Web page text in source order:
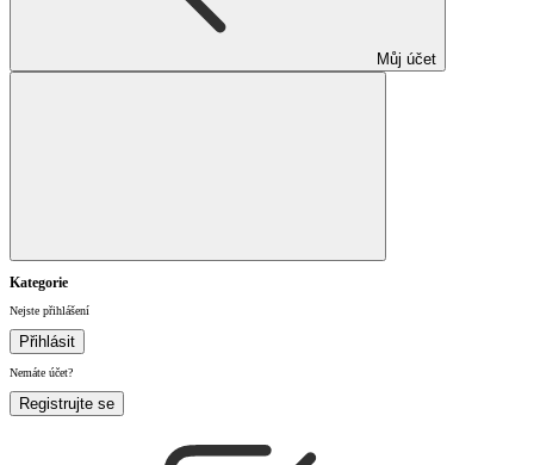
Můj účet
Kategorie
Nejste přihlášení
Přihlásit
Nemáte účet?
Registrujte se